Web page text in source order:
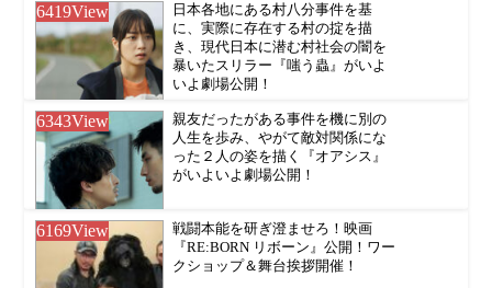
6419View
日本各地にある村八分事件を基
に、実際に存在する村の掟を描
き、現代日本に潜む村社会の闇を
暴いたスリラー『嗤う蟲』がいよ
いよ劇場公開！
6343View
親友だったがある事件を機に別の
人生を歩み、やがて敵対関係にな
った２人の姿を描く『オアシス』
がいよいよ劇場公開！
6169View
戦闘本能を研ぎ澄ませろ！映画
『RE:BORN リボーン』公開！ワー
クショップ＆舞台挨拶開催！